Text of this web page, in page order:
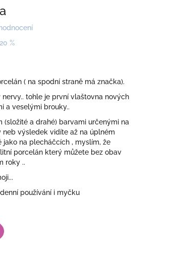
%
( na spodní straně má značka).
tohle je první vlaštovna nových
a veselými brouky..
(složité a drahé) barvami určenými na
výsledek vidíte až na úplném
jako na plecháčcích , myslím, že
porcelán který můžete bez obav
roky ..
používání i myčku